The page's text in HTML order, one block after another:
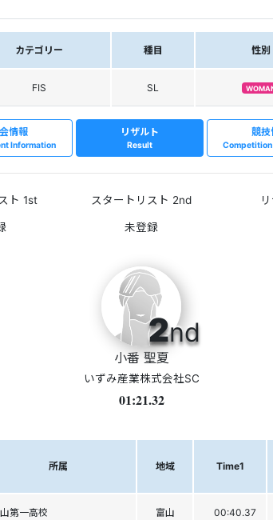
カテゴリー 種目 性別
FIS SL
情報
Information
リザルト
Result
競技
ト 1st スタートリスト 2nd
2nd
小番 聖夏
いずみ産業株式会社SC
01:21.32
所属 地域 Time1
第一高校 富山 00:40.37